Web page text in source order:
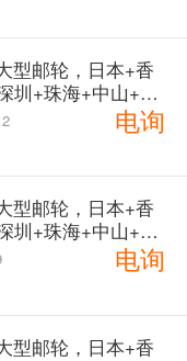
型邮轮，日本+香
圳+珠海+中山+港
电询
型邮轮，日本+香
圳+珠海+中山+港
电询
型邮轮，日本+香